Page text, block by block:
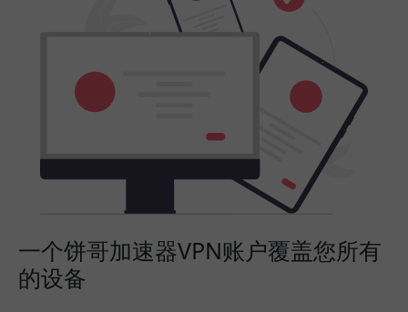
一个饼哥加速器VPN账户覆盖您所有
的设备